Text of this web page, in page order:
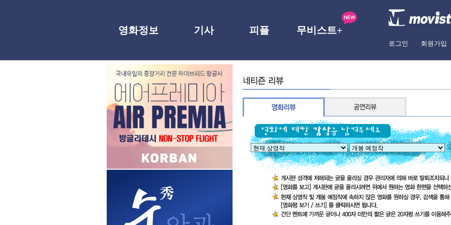
영화정보 기사 피플 무비스트+
로그인 회원가입